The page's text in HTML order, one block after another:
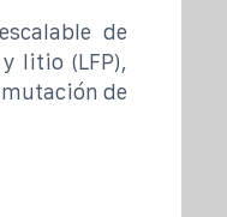
de
litio (LFP),
de